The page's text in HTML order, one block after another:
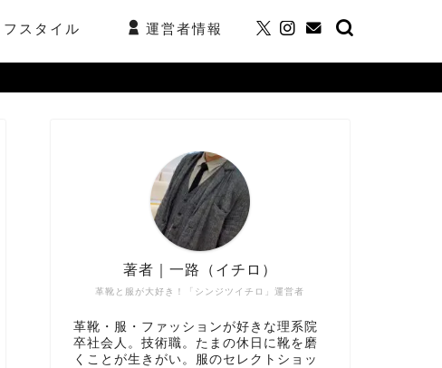
フスタイル 運営者情報
革靴と服が大好き！「シンジツイチロ」運営者
著者｜一路（イチロ）
革靴・服・ファッションが好きな理系院
卒社会人。技術職。たまの休日に靴を磨
くことが生きがい。服のセレクトショッ